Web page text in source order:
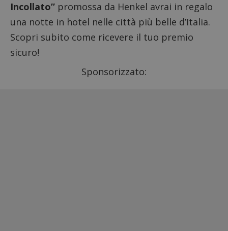
Incollato” promossa da Henkel avrai in regalo
una notte in hotel nelle città più belle d’Italia.
Scopri subito come ricevere il tuo premio
sicuro!
Sponsorizzato: